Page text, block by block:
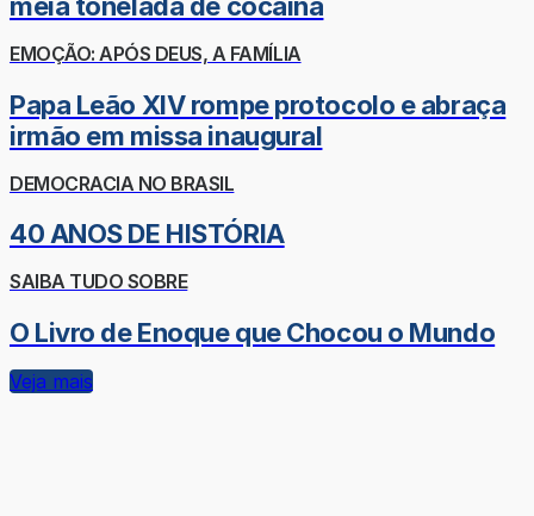
EMOÇÃO: APÓS DEUS, A FAMÍLIA
Papa Leão XIV rompe protocolo e abraça
irmão em missa inaugural
DEMOCRACIA NO BRASIL
40 ANOS DE HISTÓRIA
SAIBA TUDO SOBRE
O Livro de Enoque que Chocou o Mundo
Veja mais